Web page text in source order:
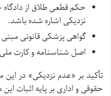
حکم قطعی طلاق از دادگاه
نزدیکی اشاره شده باشد.
گواهی پزشکی قانونی مبنی
اصل شناسنامه و کارت
تأکید بر «عدم نزدیکی» در
حقوقی و اداری بر پایه اثبات